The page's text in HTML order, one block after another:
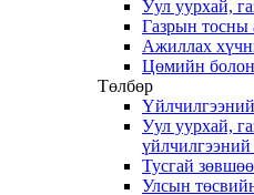
Уул уурхай,
Газрын тосны
Ажиллах
Цөмийн болон
Төлбөр
Уул уурхай,
үйлчилгээний
Тусгай
Улсын